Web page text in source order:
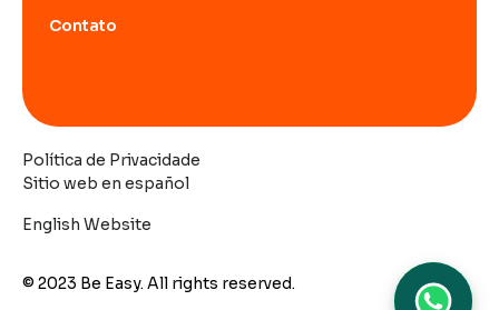
Contato
© 2023 Be Easy. All rights reserved.
Sitio web en español
English Website
Política de Privacidade